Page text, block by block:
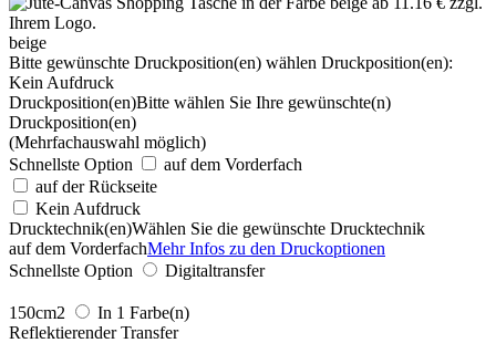
beige
Bitte gewünschte Druckposition(en) wählen Druckposition(en):
Kein Aufdruck
Druckposition(en)Bitte wählen Sie Ihre gewünschte(n)
Druckposition(en)
(Mehrfachauswahl möglich)
Schnellste Option
auf dem Vorderfach
auf der Rückseite
Kein Aufdruck
Drucktechnik(en)Wählen Sie die gewünschte Drucktechnik
auf dem VorderfachMehr Infos zu den Druckoptionen
Schnellste Option
Digitaltransfer
150cm2
In 1 Farbe(n)
Reflektierender Transfer